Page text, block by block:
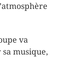
va
musique,